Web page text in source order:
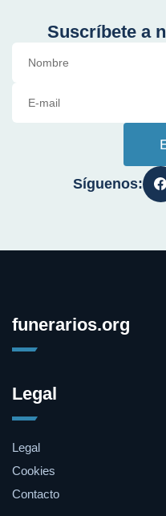
Suscríbete a
Síguenos:
funerarios.org
Legal
Legal
Cookies
Contacto